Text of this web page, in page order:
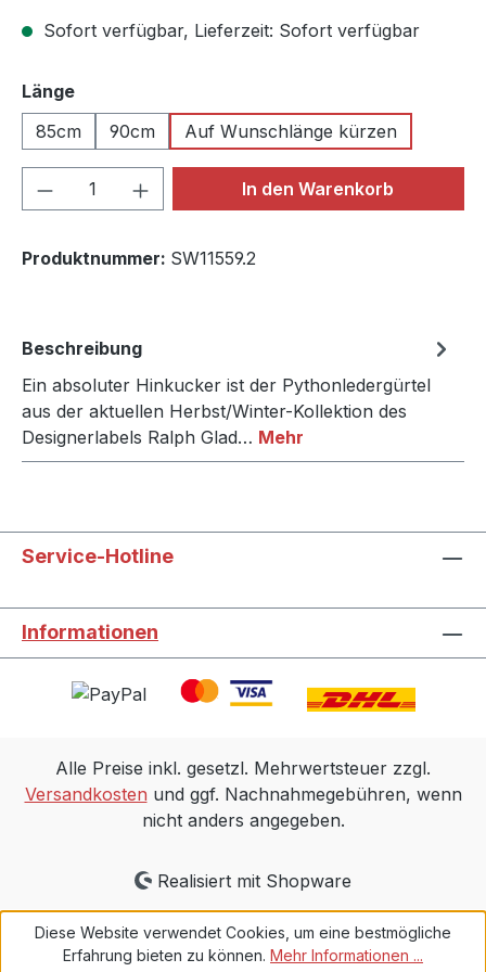
Sofort verfügbar, Lieferzeit: Sofort verfügbar
Längeauswählen
85cm
90cm Auf Wunschlänge kürzen
Produkt Anzahl: Gib denIn den Warenkorb
Produktnummer: SW11559.2
Beschreibung
Ein absoluter Hinkucker ist der Pythonledergürtel
aus der aktuellen Herbst/Winter-Kollektion des
Designerlabels Ralph Glad… Mehr
Service-Hotline
Informationen
Alle Preise inkl. gesetzl. Mehrwertsteuer zzgl.
Versandkosten und ggf. Nachnahmegebühren, wenn
nicht anders angegeben.
Realisiert mit Shopware
Diese Website verwendet Cookies, um eine bestmögliche
Erfahrung bieten zu können. Mehr Informationen ...